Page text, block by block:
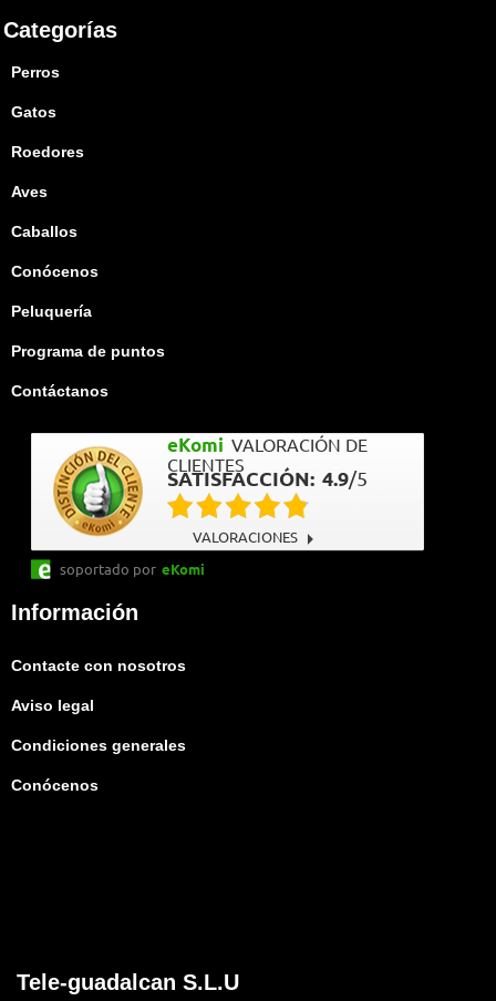
Categorías
Perros
Gatos
Roedores
Aves
Caballos
Conócenos
Peluquería
Programa de puntos
Contáctanos
eKomi VALORACIÓN DE
CLIENTES
SATISFACCIÓN: 4.9/5
VALORACIONES
soportado por eKomi
Información
Contacte con nosotros
Aviso legal
Condiciones generales
Conócenos
Tele-guadalcan S.L.U